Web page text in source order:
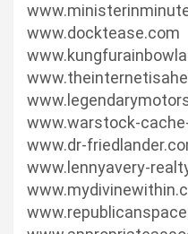
www.docktease.com
www.warstock-
www.dr-
www.lennyavery-